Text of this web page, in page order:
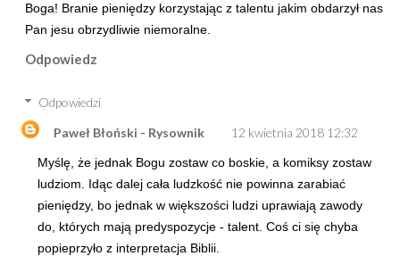
Boga! Branie pieniędzy korzystając z talentu jakim obdarzył nas
Pan jesu obrzydliwie niemoralne.
Odpowiedz
Odpowiedzi
Paweł Błoński - Rysownik
12 kwietnia 2018 12:32
Myślę, że jednak Bogu zostaw co boskie, a komiksy zostaw
ludziom. Idąc dalej cała ludzkość nie powinna zarabiać
pieniędzy, bo jednak w większości ludzi uprawiają zawody
do, których mają predyspozycje - talent. Coś ci się chyba
popieprzyło z interpretacja Biblii.